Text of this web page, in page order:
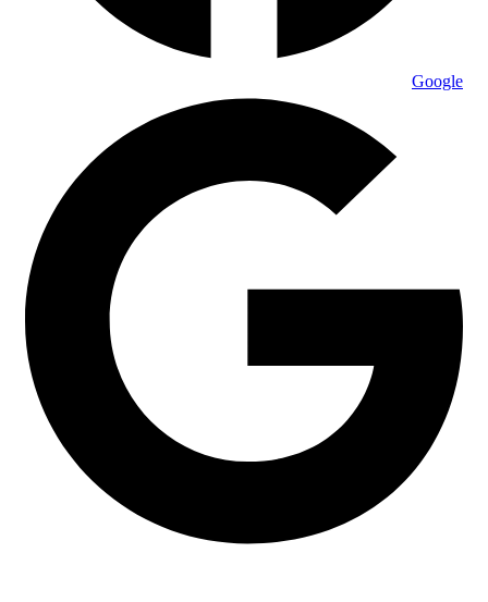
Google